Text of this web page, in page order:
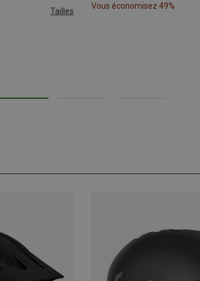
Tailles
Vous économisez 49%